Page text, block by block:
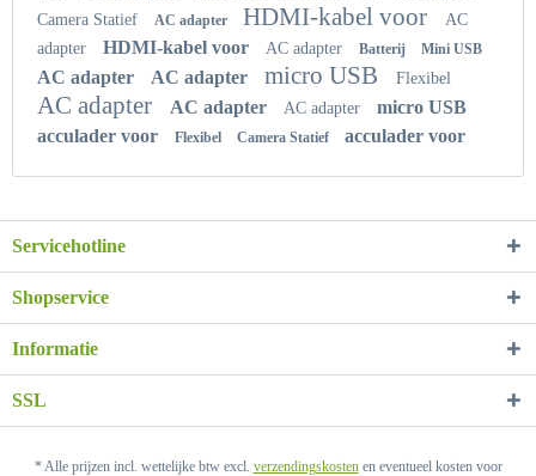
Camera Statief
AC adapter HDMI-kabel voor
AC
adapter
HDMI-kabel voor AC adapter Batterij Mini USB
AC adapter AC adapter micro USB Flexibel
AC adapter AC adapter AC adapter
micro USB
acculader voor
Flexibel Camera Statief acculader voor
Servicehotline
Shopservice
Informatie
SSL
* Alle prijzen incl. wettelijke btw excl. verzendingskostenen eventueel kosten voor